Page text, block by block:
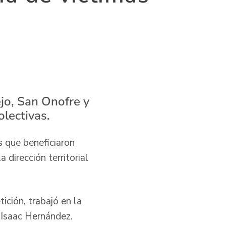
San Onofre y
beneficiaron
dirección territorial
trabajó en la
Hernández.